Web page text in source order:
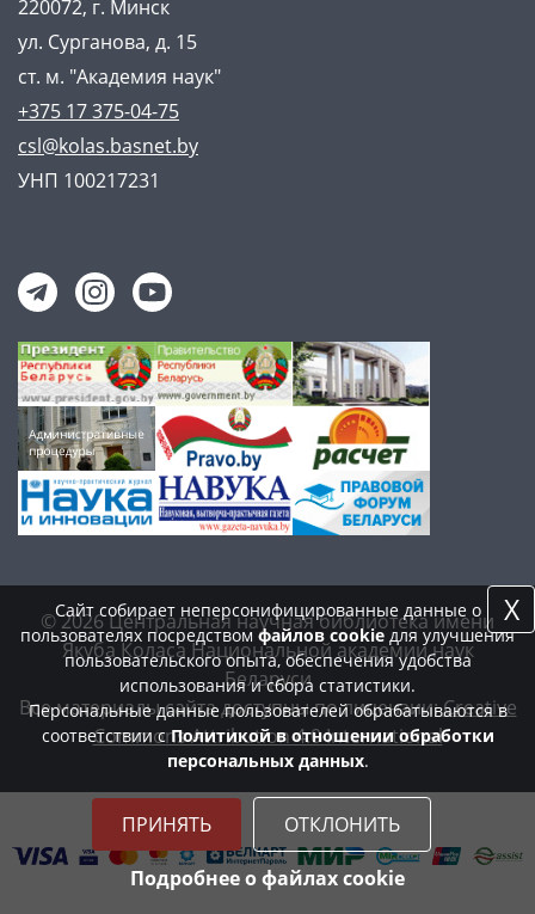
220072, г. Минск
ул. Сурганова, д. 15
ст. м. "Академия наук"
+375 17 375-04-75
csl@kolas.basnet.by
УНП 100217231
© 2026 Центральная научная библиотека имени
Якуба Коласа Национальной академии наук
Беларуси
Все материалы сайта доступны по лицензии:Creative
Commons Attribution 4.0 International
Сайт собирает неперсонифицированные данные о
пользователях посредствомфайлов cookieдля улучшения
пользовательского опыта, обеспечения удобства
использования и сбора статистики.
Персональные данные пользователей обрабатываются в
соответствии сПолитикой в отношении обработки
персональных данных.
ПРИНЯТЬ ОТКЛОНИТЬ
Подробнее о файлах cookie
X